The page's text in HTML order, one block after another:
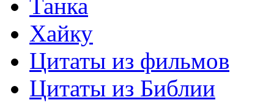
Танка
Хайку
Цитаты из фильмов
Цитаты из Библии